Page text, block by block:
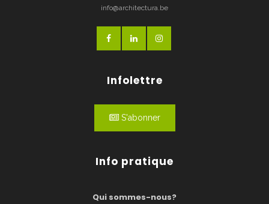
info@architectura.be
Infolettre
S'abonner
Info pratique
Qui sommes-nous?